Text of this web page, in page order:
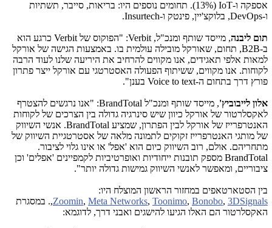
אספקה ו-IoT
(13%). תחומים נוספים היו: בריאות, סייבר, תשתיות
ו-DevOps, בלוקצ'יין, פינטק ו-Insurtech
.
תום ליבנה, מייסד שותף ומנכ"ל, Verbit: "הפוקוס של Verbit כרגע הוא
ב-B2B, תחום, שאורקל מובילה עולמית בו. באמצעות הגישה של אורקל
למאות אלפי תאגידים, אנו מקווים להרחיב את היריעה שלנו לעוד הרבה
לקוחות. אנו מקווים, ששיתוף הפעולה האסטרטגי עם אורקל ייצר פתרון
פורץ דרך בתחום ה-Voice to text בענן".
אלון לייבוביץ', מייסד שותף ומנכ"ל BrandTotal: "אנו נרגשים להצטרף
לאקסלרטור של אורקל כיוון שיש סינרגיה גדולה בין הצרכים של לקוחות
האנטרפרייז של אורקל לבין הפתרון, שמציע BrandTotal. אנשי השיווק
של מותגי האנטרפרייז זקוקים לתמונה מלאה של אסטרטגיית השיווק של
מתחריהם. אולם, רוב השיווק כיום הוא 'אפל' או אינו גלוי לציבור.
BrandTotal מספק תובנות ייחודיות ואופרטיביות לקמפיינים 'אפלים' וכן
ציבוריים, ומאפשר לאנשי השיווק גמישות גדולה יותר".
בין הסטארטאפים במחזור הראשון המוצלח היו:
3DSignals
Bonobo,
,
Zoomin, Meta Networks, Toonimo
,. במסגרת
האקסלרטור הם האלו הגיעו להישגים ואבני דרך, לדוגמא: